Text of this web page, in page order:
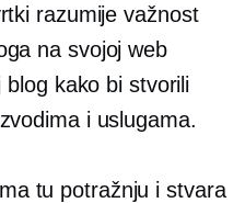
razumije važnost
na svojoj web
kako bi stvorili
i uslugama.
tu potražnju i stvara